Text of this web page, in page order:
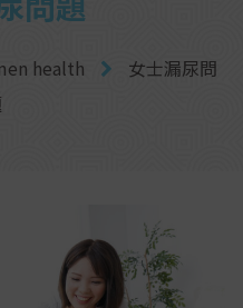
health
女士漏尿問